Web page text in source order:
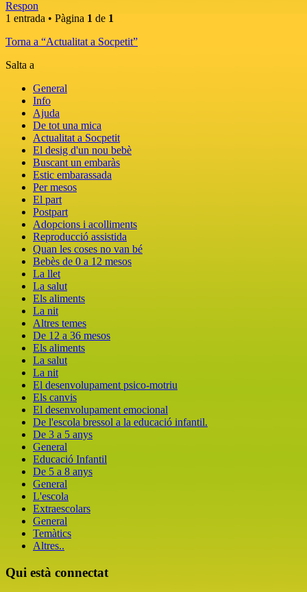
Respon
1 entrada • Pàgina 1 de 1
Torna a “Actualitat a Socpetit”
Salta a
General
Info
Ajuda
De tot una mica
Actualitat a Socpetit
El desig d'un nou bebè
Buscant un embaràs
Estic embarassada
Per mesos
El part
Postpart
Adopcions i acolliments
Reproducció assistida
Quan les coses no van bé
Bebès de 0 a 12 mesos
La llet
La salut
Els aliments
La nit
Altres temes
De 12 a 36 mesos
Els aliments
La salut
La nit
El desenvolupament psico-motriu
Els canvis
El desenvolupament emocional
De l'escola bressol a la educació infantil.
De 3 a 5 anys
General
Educació Infantil
De 5 a 8 anys
General
L'escola
Extraescolars
General
Temàtics
Altres..
Qui està connectat